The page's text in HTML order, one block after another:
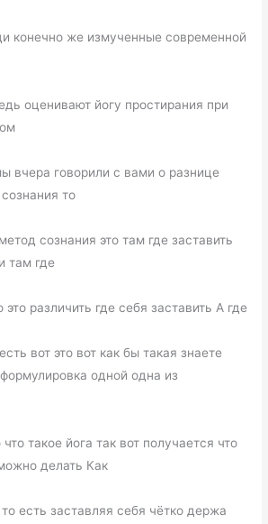
конечно же измученные современной
оценивают йогу простирания при
вчера говорили с вами о разнице
то
сознания это там где заставить
там где
это различить где себя заставить А где
вот это вот как бы такая знаете
одной одна из
такое йога так вот получается что
делать Как
есть заставляя себя чётко держа